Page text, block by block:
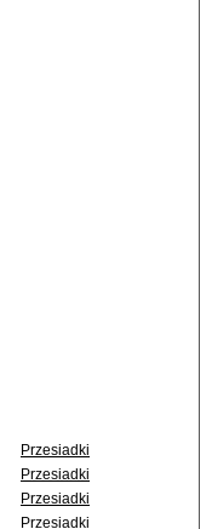
Przesiadki
Przesiadki
Przesiadki
Przesiadki